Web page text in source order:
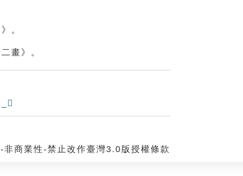
。
二畫》。
商業性-禁止改作臺灣3.0版授權條款